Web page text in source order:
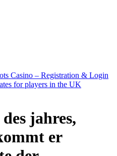
Casino – Registration & Login
for players in the UK
jahres,
er